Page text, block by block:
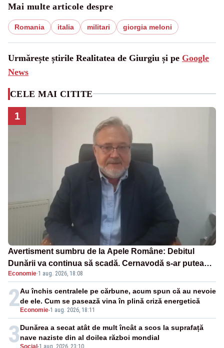
Mai multe articole despre
Romania italia militari giorgia meloni
Urmărește știrile Realitatea de Giurgiu și pe Google
News
CELE MAI CITITE
1
Avertisment sumbru de la Apele Române: Debitul
Dunării va continua să scadă. Cernavodă s-ar putea
închide în 4 zile
Economie·1 aug. 2026, 18:08
2 Economie-1 aug. 2026, 18:11
Au închis centralele pe cărbune, acum spun că au nevoie
de ele. Cum se pasează vina în plină criză energetică
3Social -1 aug. 2026, 23:10
Dunărea a secat atât de mult încât a scos la suprafață
nave naziste din al doilea război mondial